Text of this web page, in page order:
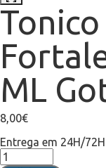
Tonico
ML
8,00€
Entrega em 24H/72H